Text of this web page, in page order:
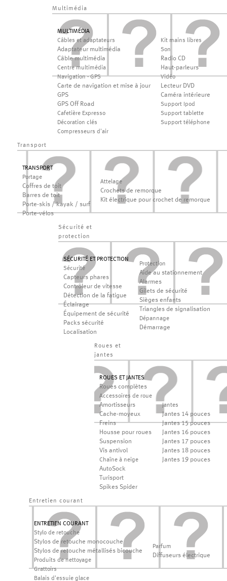
Multimédia
MULTIMÉDIA
Câbles et adaptateurs
Adaptateur multimédia
Câble multimédia
Centre multimédia
Navigation - GPS
Carte de navigation et mise à jour
GPS
GPS Off Road
Cafetière Expresso
Décoration clés
Compresseurs d'air
Kit mains libres
Son
Radio CD
Haut-parleurs
Vidéo
Lecteur DVD
Caméra intérieure
Support Ipod
Support tablette
Support téléphone
Transport
TRANSPORT
Portage
Coffres de toit
Barres de toit
Porte-skis / kayak / surf
Porte-vélos
Attelage
Crochets de remorque
Kit électrique pour crochet de remorque
Sécurité et
protection
SÉCURITÉ ET PROTECTION
Sécurité
Capteurs phares
Contrôleur de vitesse
Détection de la fatigue
Éclairage
Équipement de sécurité
Packs sécurité
Localisation
Protection
Aide au stationnement
Alarmes
Gilets de sécurité
Sièges enfants
Triangles de signalisation
Dépannage
Démarrage
Roues et
jantes
ROUES ET JANTES
Roues complètes
Accessoires de roue
Amortisseurs
Cache-moyeux
Freins
Housse pour roues
Suspension
Vis antivol
Chaîne à neige
AutoSock
Turisport
Spikes Spider
Jantes
Jantes 14 pouces
Jantes 15 pouces
Jantes 16 pouces
Jantes 17 pouces
Jantes 18 pouces
Jantes 19 pouces
Entretien courant
ENTRETIEN COURANT
Stylo de retouche
Stylos de retouche monocouche
Stylos de retouche métallisés bicouche
Produits de nettoyage
Grattoirs
Balais d'essuie glace
Parfum
Diffuseurs électrique